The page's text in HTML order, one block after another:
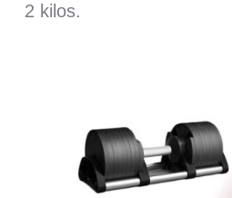
2 kilos.